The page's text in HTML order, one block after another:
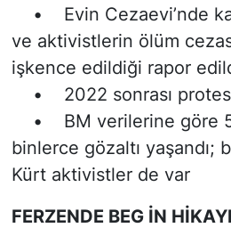
• Evin Cezaevi’nde
ve aktivistlerin ölüm
işkence edildiği rapor
• 2022 sonrası
• BM verilerine göre
binlerce gözaltı yaşandı;
Kürt aktivistler de var
FERZENDE BEG İN